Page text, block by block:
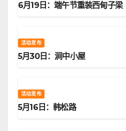
6月19日：端午节重装西甸子梁
活动发布
5月30日：涧中小屋
活动发布
5月16日：韩松路